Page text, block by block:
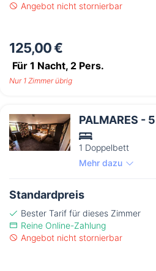
Angebot nicht stornierbar
125,00 €
Für 1 Nacht, 2 Pers.
Nur 1 Zimmer übrig
PALMARES - 5
1 Doppelbett
Mehr dazu
Standardpreis
Bester Tarif für dieses Zimmer
Reine Online-Zahlung
Angebot nicht stornierbar